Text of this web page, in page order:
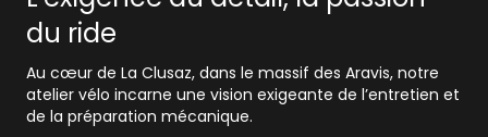
du ride
Au cœur de La Clusaz, dans le massif des Aravis, notre
atelier vélo incarne une vision exigeante de l’entretien et
de la préparation mécanique.